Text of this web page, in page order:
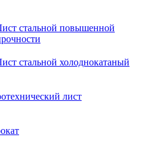
стальной повышенной
стальной холоднокатаный
лист